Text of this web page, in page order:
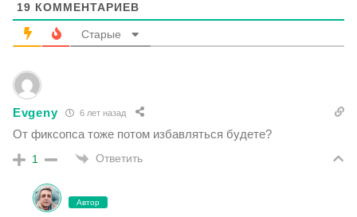
19 КОММЕНТАРИЕВ
Старые
Evgeny 6 лет назад
От фиксопса тоже потом избавляться будете?
1 Ответить
Автор